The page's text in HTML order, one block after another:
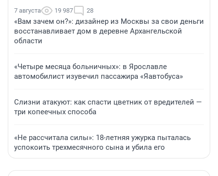
7 августа 19 987 28
«Вам зачем он?»: дизайнер из Москвы за свои деньги
восстанавливает дом в деревне Архангельской
области
«Четыре месяца больничных»: в Ярославле
автомобилист изувечил пассажира «Яавтобуса»
Слизни атакуют: как спасти цветник от вредителей —
три копеечных способа
«Не рассчитала силы»: 18-летняя ужурка пыталась
успокоить трехмесячного сына и убила его